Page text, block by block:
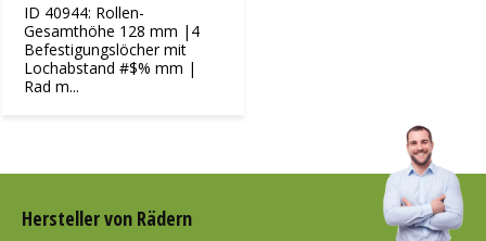
ID 40944: Rollen-
Gesamthöhe 128 mm |4
Befestigungslöcher mit
Lochabstand #$% mm |
Rad m...
Hersteller von Rädern